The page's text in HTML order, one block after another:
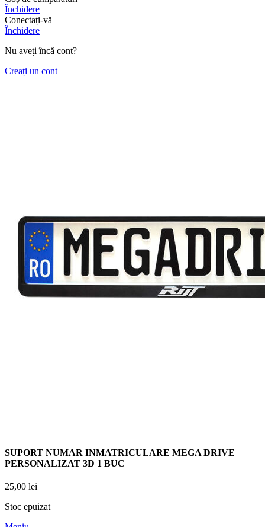
Închidere
Conectați-vă
Închidere
Nu aveți încă cont?
Creați un cont
SUPORT NUMAR INMATRICULARE MEGA DRIVE
PERSONALIZAT 3D 1 BUC
25,00 lei
Stoc epuizat